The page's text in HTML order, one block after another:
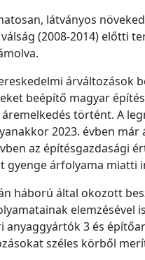
látványos
(2008-2014) előtti
árváltozások
beépítő magyar
történt. A
2023. évben már
az építésgazdasági
gyenge árfolyama miatti
háború által okozott
elemzésével
3 és
széles körből